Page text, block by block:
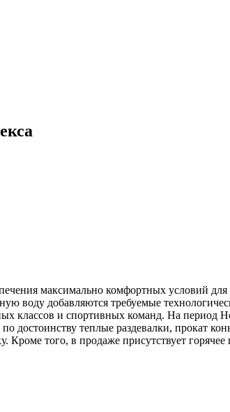
максимально комфортных условий для
воду добавляются требуемые
классов и спортивных команд. На период
достоинству теплые раздевалки, прокат
того, в продаже присутствует горячее